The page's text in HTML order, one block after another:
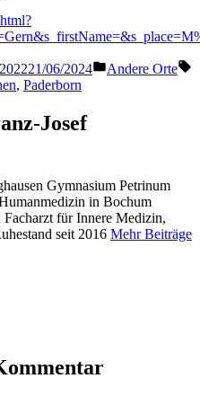
21/06/2024
Veröffentlicht
Andere Orte
, Paderborn
Josef
Gymnasium Petrinum
in Bochum
für Innere Medizin,
seit 2016 Mehr Beiträge